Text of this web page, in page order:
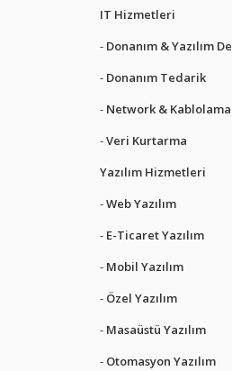
IT Hizmetleri
Donanım & Yazılım
Donanım Tedarik
Network & Kablolama
Veri Kurtarma
Yazılım Hizmetleri
Web Yazılım
E-Ticaret Yazılım
Mobil Yazılım
Özel Yazılım
Masaüstü Yazılım
Otomasyon Yazılım